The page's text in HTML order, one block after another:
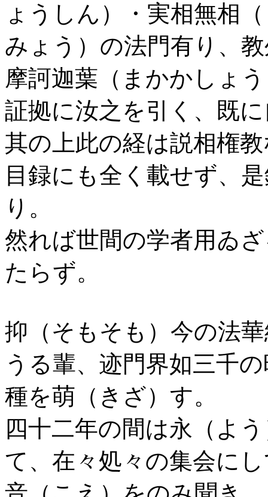
ょうしん）・実相無相
みょう）の法門有り、
摩訶迦葉（まかかしょ
証拠に汝之を引く、既
其の上此の経は説相権
目録にも全く載せず、
り。
然れば世間の学者用ゐ
たらず。
抑（そもそも）今の法
うる輩、迹門界如三千
種を萌（きざ）す。
四十二年の間は永（よ
て、在々処々の集会に